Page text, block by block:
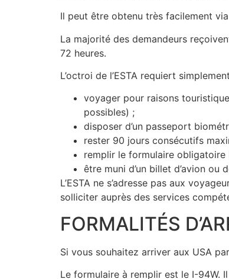
Il peut être obtenu très facilement
La majorité des demandeurs
72 heures.
L’octroi de l’ESTA requiert
voyager pour raisons
possibles) ;
disposer d’un passeport
rester 90 jours consécutifs
remplir le formulaire
être muni d’un billet d’avion
L’ESTA ne s’adresse pas aux
solliciter auprès des services
FORMALITÉS
Si vous souhaitez arriver aux USA
Le formulaire à remplir est le I-94W.